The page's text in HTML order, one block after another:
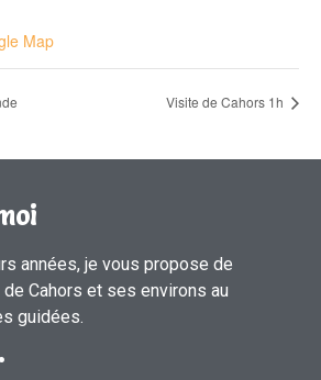
Map
Visite de Cahors 1h
années, je vous propose de
Cahors et ses environs au
guidées.